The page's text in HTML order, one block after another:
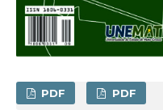
PDF PDF